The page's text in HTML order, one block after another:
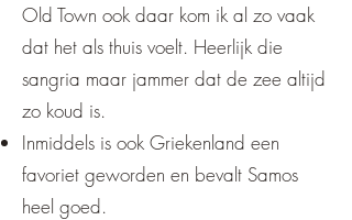
Old Town ook daar kom ik al zo vaak
dat het als thuis voelt. Heerlijk die
sangria maar jammer dat de zee altijd
zo koud is.
Inmiddels is ook Griekenland een
favoriet geworden en bevalt Samos
heel goed.